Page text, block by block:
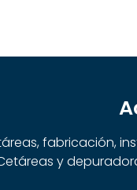
fabricación,
y